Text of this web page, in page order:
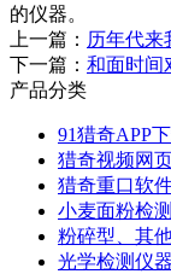
的仪器。
上一篇： 历年代来
下一篇： 和面时间
产品分类
91猎奇APP
猎奇视频网
猎奇重口软
小麦面粉检
粉碎型、其
光学检测仪器